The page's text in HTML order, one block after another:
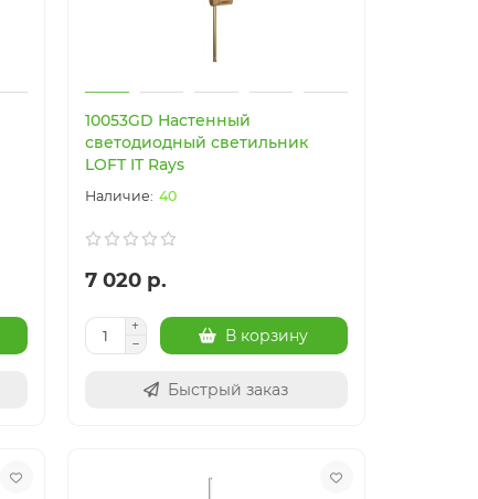
10053GD Настенный
светодиодный светильник
LOFT IT Rays
40
7 020 р.
В корзину
Быстрый заказ